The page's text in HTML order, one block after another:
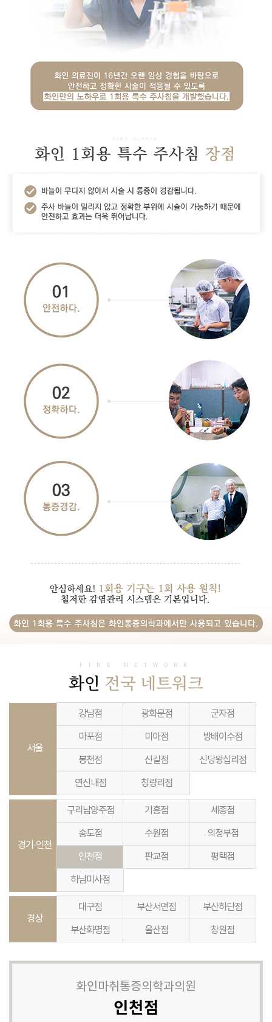
FINE NETWORK
화인 전국 네트워크
서울
강남점 광화문점 군자점
마포점 미아점 방배이수점
봉천점 신길점 신당왕십리점
연신내점 청량리점
경기·인천
구리남양주점 기흥점 세종점
송도점 수원점 의정부점
인천점 판교점 평택점
하남미사점
경상
대구점 부산서면점 부산하단점
부산화명점 울산점 창원점
화인마취통증의학과의원
인천점